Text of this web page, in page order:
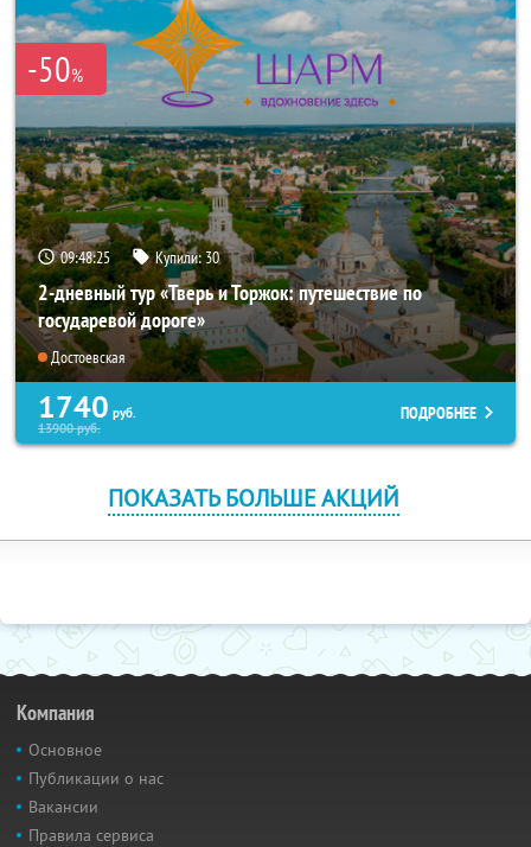
-50%
09:48:25 Купили:30
2-дневный тур «Тверь и Торжок: путешествие по
государевой дороге»
Достоевская
1740 руб.
13900руб.
ПОДРОБНЕЕ
ПОКАЗАТЬ БОЛЬШЕ АКЦИЙ
Компания
Основное
Публикации о нас
Вакансии
Правила сервиса